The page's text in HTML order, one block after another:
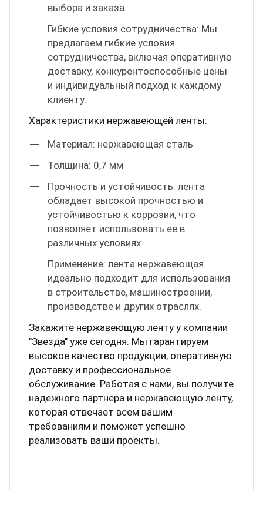
выбора и заказа.
Гибкие условия сотрудничества: Мы
предлагаем гибкие условия
сотрудничества, включая оперативную
доставку, конкурентоспособные цены
и индивидуальный подход к каждому
клиенту.
Характеристики нержавеющей ленты:
Материал: нержавеющая сталь
Толщина: 0,7 мм
Прочность и устойчивость: лента
обладает высокой прочностью и
устойчивостью к коррозии, что
позволяет использовать ее в
различных условиях
Применение: лента нержавеющая
идеально подходит для использования
в строительстве, машиностроении,
производстве и других отраслях.
Закажите нержавеющую ленту у компании
"Звезда" уже сегодня. Мы гарантируем
высокое качество продукции, оперативную
доставку и профессиональное
обслуживание. Работая с нами, вы получите
надежного партнера и нержавеющую ленту,
которая отвечает всем вашим
требованиям и поможет успешно
реализовать ваши проекты.